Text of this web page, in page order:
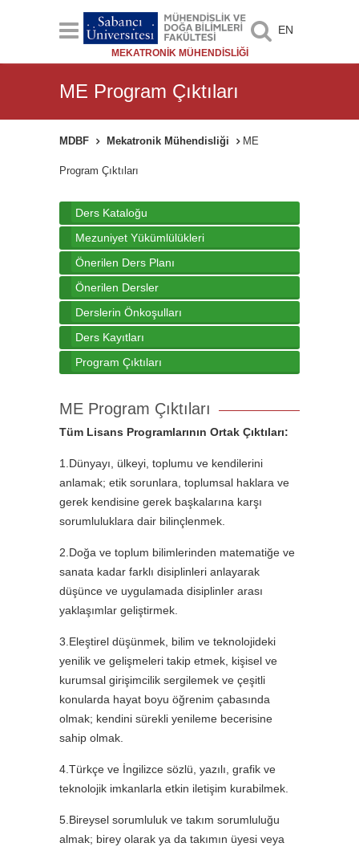
EN
MEKATRONİK MÜHENDİSLİĞİ
ME Program Çıktıları
MDBF Mekatronik Mühendisliği ME
Program Çıktıları
Ders Kataloğu
Mezuniyet Yükümlülükleri
Önerilen Ders Planı
Önerilen Dersler
Derslerin Önkoşulları
Ders Kayıtları
Program Çıktıları
ME Program Çıktıları
Tüm Lisans Programlarının Ortak Çıktıları:
1.Dünyayı, ülkeyi, toplumu ve kendilerini
anlamak; etik sorunlara, toplumsal haklara ve
gerek kendisine gerek başkalarına karşı
sorumluluklara dair bilinçlenmek.
2.Doğa ve toplum bilimlerinden matematiğe ve
sanata kadar farklı disiplinleri anlayarak
düşünce ve uygulamada disiplinler arası
yaklaşımlar geliştirmek.
3.Eleştirel düşünmek, bilim ve teknolojideki
yenilik ve gelişmeleri takip etmek, kişisel ve
kurumsal girişimcilik sergilemek ve çeşitli
konularda hayat boyu öğrenim çabasında
olmak; kendini sürekli yenileme becerisine
sahip olmak.
4.Türkçe ve İngilizce sözlü, yazılı, grafik ve
teknolojik imkanlarla etkin iletişim kurabilmek.
5.Bireysel sorumluluk ve takım sorumluluğu
almak; birey olarak ya da takımın üyesi veya